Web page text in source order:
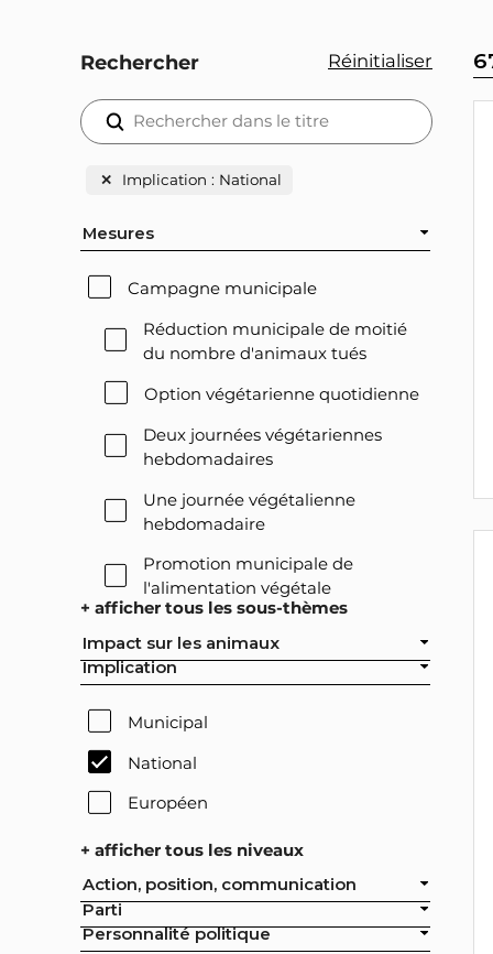
Réinitialiser
Rechercher
✕ Implication : National
Mesures
Campagne municipale
Réduction municipale de moitié
du nombre d'animaux tués
Option végétarienne quotidienne
Deux journées végétariennes
hebdomadaires
Une journée végétalienne
hebdomadaire
Promotion municipale de
l'alimentation végétale
officielles de la ville
achats publics de la ville
Exclusion de la pisciculture des
d'animaux tués en France
Moratoire national sur les
+ afficher tous les sous-thèmes
Impact sur les animaux
Implication
Municipal
National
Européen
+ afficher tous les niveaux
Action, position, communication
Parti
Personnalité politique